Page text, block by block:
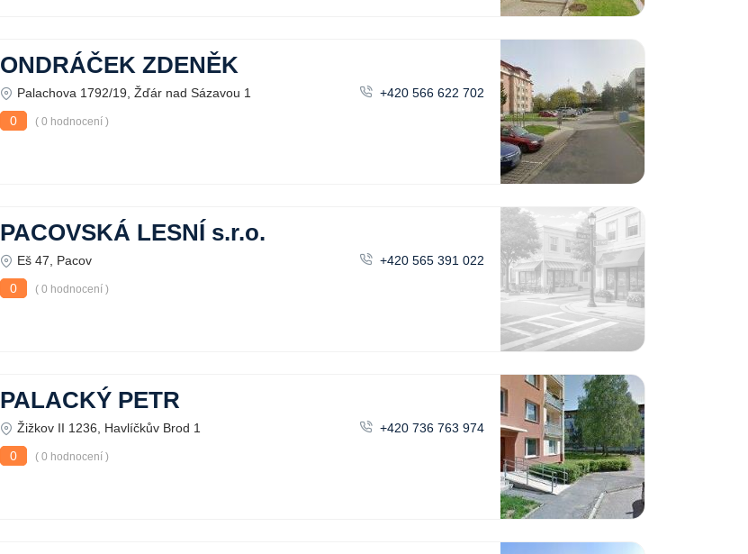
ONDRÁČEK ZDENĚK
Palachova 1792/19, Žďár nad Sázavou 1
+420 566 622 702
0
( 0 hodnocení )
PACOVSKÁ LESNÍ s.r.o.
Eš 47, Pacov
+420 565 391 022
0
( 0 hodnocení )
PALACKÝ PETR
Žižkov II 1236, Havlíčkův Brod 1
+420 736 763 974
0
( 0 hodnocení )